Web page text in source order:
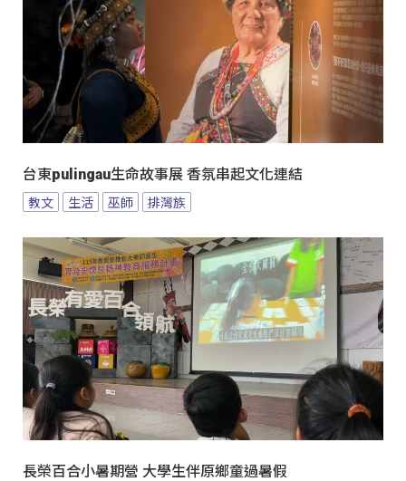
台東pulingau生命故事展 香氛串起文化連結
教文 生活 巫師 排灣族
長榮百合小暑期營 大學生伴原鄉童過暑假